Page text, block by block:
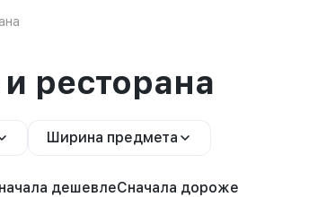
ресторана
Ширина предмета
дешевлеСначала дороже